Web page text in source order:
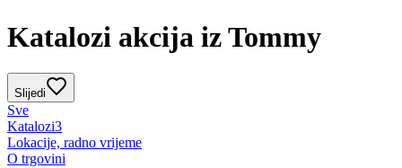
Katalozi akcija iz Tommy
Slijedi
Sve
Katalozi3
Lokacije, radno vrijeme
O trgovini